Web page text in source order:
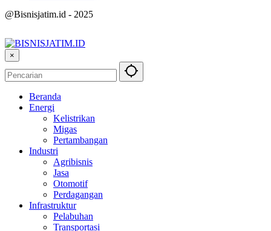
@Bisnisjatim.id - 2025
×
Beranda
Energi
Kelistrikan
Migas
Pertambangan
Industri
Agribisnis
Jasa
Otomotif
Perdagangan
Infrastruktur
Pelabuhan
Transportasi